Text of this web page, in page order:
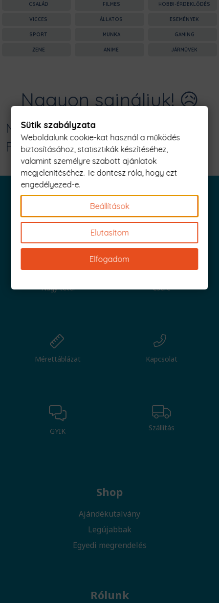
CSALÁD FILMES HOBBI-ÉRDEKLŐDÉS
VICCES ÁLLATOS ESEMÉNYEK
SPORT MUNKA GAMING
ZENE ANIME JÁRMŰVEK
Nagyon sajnáljuk! 😥
Nincs találat erre: "einstein salt bae
Férfi Póló"
Iratkozz fel és küldjük is az 1000 Ft értékű kuponod!
Nagy tétel Csere
Mérettáblázat Kapcsolat
GYIK Szállítás
Shop
Ajándékutalvány
Legújabbak
Egyedi megrendelés
Rólunk
Sütik szabályzata
Weboldalunk cookie-kat használ a működés
biztosításához, statisztikák készítéséhez,
valamint személyre szabott ajánlatok
megjelenítéséhez. Te döntesz róla, hogy ezt
engedélyezed-e.
Beállítások
Elutasítom
Elfogadom